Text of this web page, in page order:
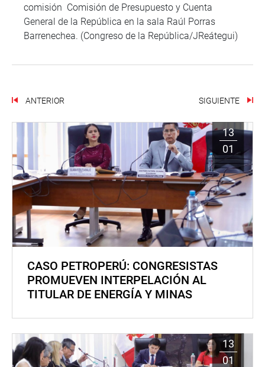
comisión Comisión de Presupuesto y Cuenta
General de la República en la sala Raúl Porras
Barrenechea. (Congreso de la República/JReátegui)
ANTERIOR SIGUIENTE
13
01
CASO PETROPERÚ: CONGRESISTAS
PROMUEVEN INTERPELACIÓN AL
TITULAR DE ENERGÍA Y MINAS
13
01